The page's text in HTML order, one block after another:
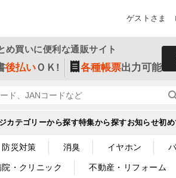
ゲストさま
め買いに便利な通販サイト
後払いＯＫ! 各種帳票出力可能
カテゴリーから探す特集から探すお知らせ初
防災対策 消臭 イヤホン
院・クリニック 不動産・リフォーム